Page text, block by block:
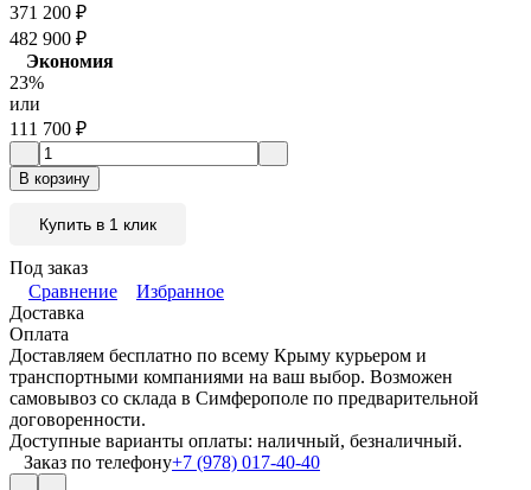
371 200 ₽
482 900 ₽
Экономия
23%
или
111 700 ₽
В корзину
Купить в 1 клик
Под заказ
Сравнение
Избранное
Доставка
Оплата
Доставляем бесплатно по всему Крыму курьером и
транспортными компаниями на ваш выбор. Возможен
самовывоз со склада в Симферополе по предварительной
договоренности.
Доступные варианты оплаты: наличный, безналичный.
Заказ по телефону+7 (978) 017-40-40